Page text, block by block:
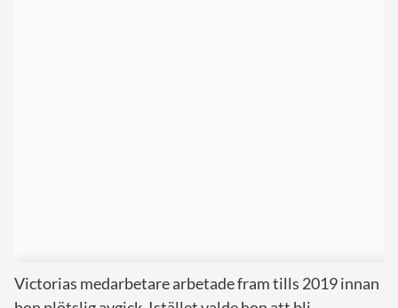
Victorias medarbetare arbetade fram tills 2019 innan